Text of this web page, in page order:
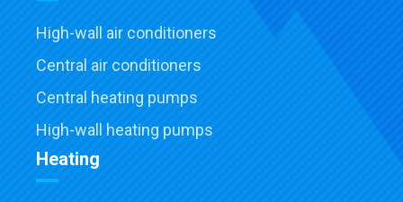
High-wall air conditioners
Central air conditioners
Central heating pumps
High-wall heating pumps
Heating